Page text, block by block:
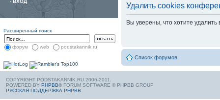
- ВХОД
Расширенный поиск
форум web podstakannik.ru
Удалить cookies
Вы уверены, что хотите
Список форумов
COPYRIGHT PODSTAKANNIK.RU 2006-2011.
POWERED BY PHPBB® FORUM SOFTWARE © PHPBB GROUP
РУССКАЯ ПОДДЕРЖКА PHPBB